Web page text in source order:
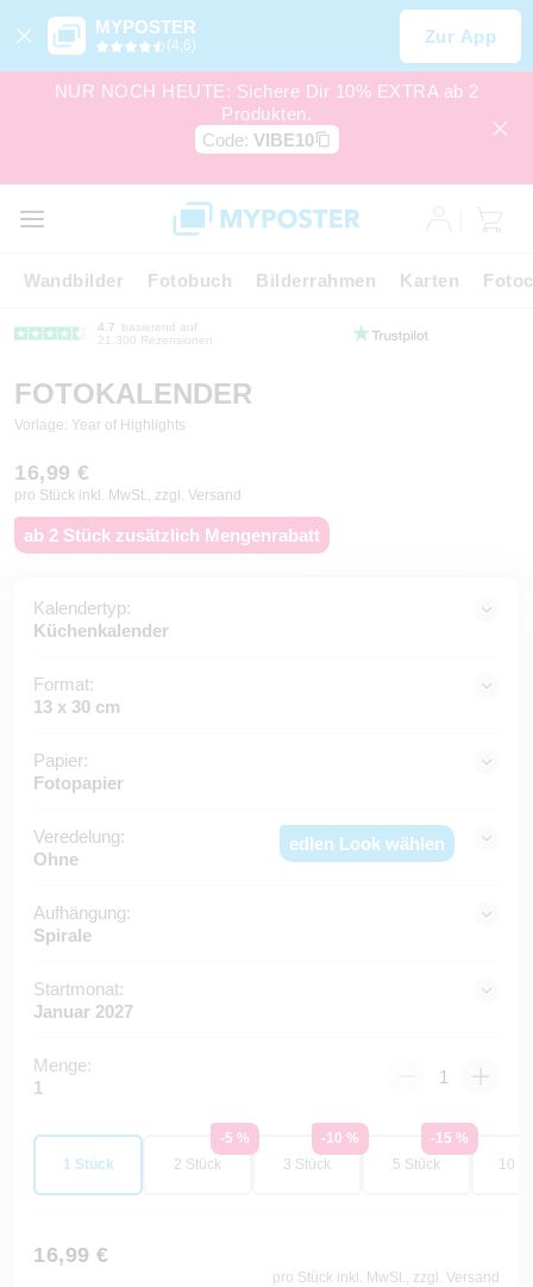
MYPOSTER
(4,6) Zur App
NUR NOCH HEUTE: Sichere Dir 10% EXTRA ab 2
Produkten.
Code: VIBE10
Wandbilder Fotobuch Bilderrahmen Karten
4.7
basierend auf
21.300 Rezensionen
FOTOKALENDER
Vorlage: Year of Highlights
16,99 €
pro Stück inkl. MwSt., zzgl. Versand
ab 2 Stück zusätzlich Mengenrabatt
Kalendertyp:
Küchenkalender
Format:
13 x 30 cm
Papier:
Fotopapier
Veredelung:
Ohne
edlen Look wählen
Aufhängung:
Spirale
Startmonat:
Januar 2027
Menge:
1
1 Stück
-5 %
2 Stück
-10 %
3 Stück
-15 %
5 Stück
10
16,99 €
pro Stück inkl. MwSt., zzgl. Versand